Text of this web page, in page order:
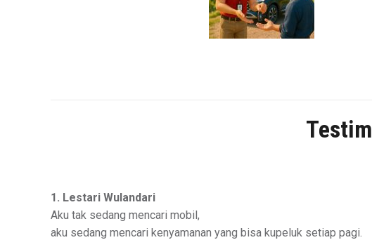
1. Lestari Wulandari
Aku tak sedang mencari mobil,
aku sedang mencari kenyamanan yang bisa kupeluk setiap pagi.